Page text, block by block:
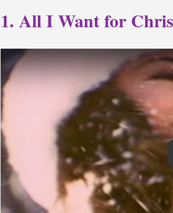
1. All I Want for